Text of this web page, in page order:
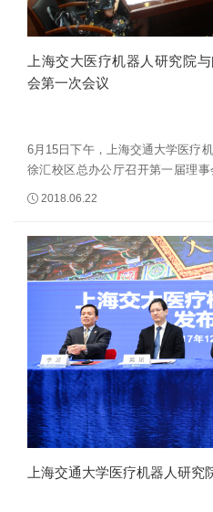
上海交大医疗机器人研究院
会第一次会议
6月15日下午，上海交通大学医疗
徐汇校区总办公厅召开第一届理
芝松、副区长吴斌，上海交通大
研究院常务副院长陈卫东、生物
会议。会议由徐学敏主持。
2018.06.22
上海交通大学医疗机器人研究